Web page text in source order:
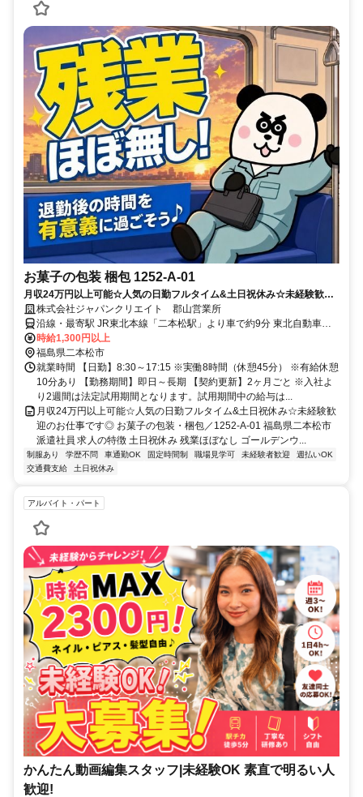
お菓子の包装 梱包 1252-A-01
月収24万円以上可能☆人気の日勤フルタイム&土日祝休み☆未経験歓迎
のお仕事です◎
株式会社ジャパンクリエイト 郡山営業所
沿線・最寄駅 JR東北本線「二本松駅」より車で約9分 東北自動車道
郡山ICより約10分
時給1,300円以上
福島県二本松市
就業時間 【日勤】8:30～17:15 ※実働8時間（休憩45分） ※有給休憩
10分あり 【勤務期間】即日～長期 【契約更新】2ヶ月ごと ※入社よ
り2週間は法定試用期間となります。試用期間中の給与は...
月収24万円以上可能☆人気の日勤フルタイム&土日祝休み☆未経験歓
迎のお仕事です◎ お菓子の包装・梱包／1252-A-01 福島県二本松市
派遣社員 求人の特徴 土日祝休み 残業ほぼなし ゴールデンウ...
制服あり 学歴不問 車通勤OK 固定時間制 職場見学可 未経験者歓迎
週払いOK
交通費支給
土日祝休み
アルバイト・パート
かんたん動画編集スタッフ|未経験OK 素直で明るい人
歓迎!